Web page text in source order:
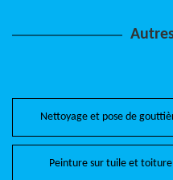
Nettoyage et pose de
Peinture sur tuile et